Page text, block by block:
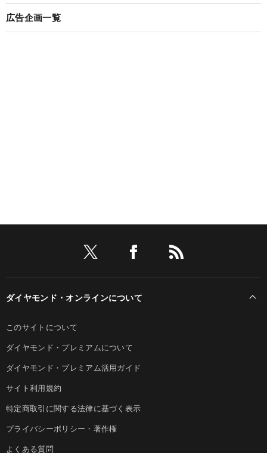
広告企画一覧
ダイヤモンド・オンラインについて
このサイトについて
ダイヤモンド・プレミアムについて
ダイヤモンド・プレミアム活用ガイド
サイト利用規約
特定商取引に関する法律に基づく表示
プライバシーポリシー・著作権
よくある質問